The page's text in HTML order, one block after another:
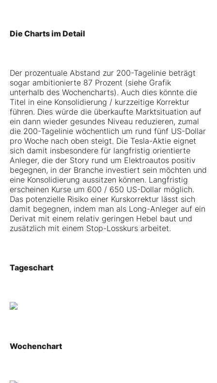
Die Charts im Detail
Der prozentuale Abstand zur 200-Tagelinie beträgt
sogar ambitionierte 87 Prozent (siehe Grafik
unterhalb des Wochencharts). Auch dies könnte die
Titel in eine Konsolidierung / kurzzeitige Korrektur
führen. Dies würde die überkaufte Marktsituation auf
ein dann wieder gesundes Niveau reduzieren, zumal
die 200-Tagelinie wöchentlich um rund fünf US-Dollar
pro Woche nach oben steigt. Die Tesla-Aktie eignet
sich damit insbesondere für langfristig orientierte
Anleger, die der Story rund um Elektroautos positiv
begegnen, in der Branche investiert sein möchten und
eine Konsolidierung aussitzen können. Langfristig
erscheinen Kurse um 600 / 650 US-Dollar möglich.
Das potenzielle Risiko einer Kurskorrektur lässt sich
damit begegnen, indem man als Long-Anleger auf ein
Derivat mit einem relativ geringen Hebel baut und
zusätzlich mit einem Stop-Losskurs arbeitet.
Tageschart
Wochenchart